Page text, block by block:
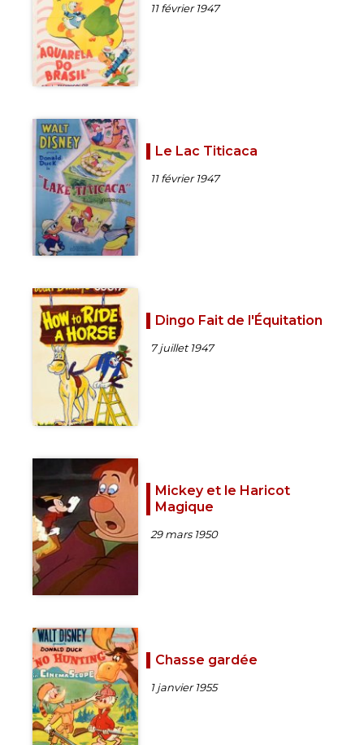
11 février 1947
Le Lac Titicaca
11 février 1947
Dingo Fait de l'Équitation
7 juillet 1947
Mickey et le Haricot
Magique
29 mars 1950
Chasse gardée
1 janvier 1955